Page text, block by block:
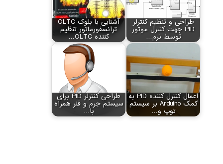
طراحی و تنظیم کنترلر
PID جهت کنترل موتور
توسط نرم…
آشنایی با بلوک OLTC
ترانسفورماتور تنظیم
کننده OLTC…
اعمال کنترل کننده PID به
کمک Arduino بر سیستم
توپ و…
طراحی کنترلر PID برای
سیستم جرم و فنر همراه
با…